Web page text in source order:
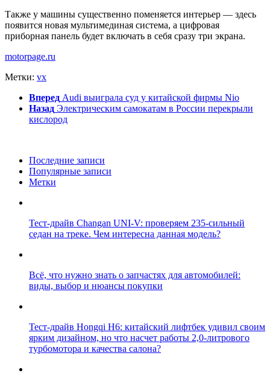
Также у машины существенно поменяется интерьер — здесь
появится новая мультимединая система, а цифровая
приборная панель будет включать в себя сразу три экрана.
motorpage.ru
Метки: vx
Вперед Audi выиграла суд у китайской фирмы Nio
Назад Электрическим самокатам в России перекрыли
кислород
Последние записи
Популярные записи
Метки
Тест-драйв Changan UNI-V: проверяем 235-сильный
седан на треке. Чем интересна данная модель?
Всё, что нужно знать о запчастях для автомобилей:
виды, выбор и нюансы покупки
Тест-драйв Hongqi H6: китайский лифтбек удивил своим
ярким дизайном, но что насчет работы 2,0-литрового
турбомотора и качества салона?